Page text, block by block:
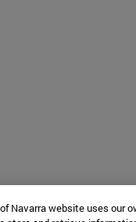
Navarra website uses our